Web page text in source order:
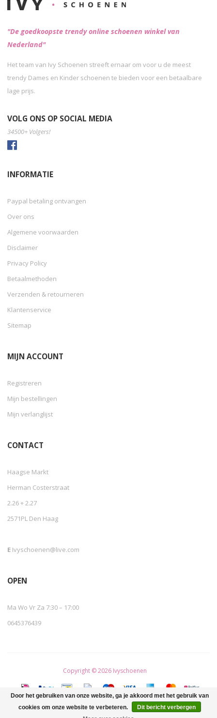
"De goedkoopste trendy online schoenen winkel van
Nederland"
Het team van Ivy Schoenen streeft ernaar om voor u de meest
trendy Dames en Kinder schoenen te bieden voor een betaalbare
lage prijs.
VOLG ONS OP SOCIAL MEDIA
34500+ Volgers!
INFORMATIE
Paypal betaling ontvangen
Over ons
Algemene voorwaarden
Disclaimer
Privacy Policy
Betaalmethoden
Verzenden & retourneren
Klantenservice
Sitemap
MIJN ACCOUNT
Registreren
Mijn bestellingen
Mijn verlanglijst
CONTACT
Haagse Markt
Herman Costerstraat
2.26 + 2.27
2571PL Den Haag
E Ivyschoenen@live.com
OPEN
Ma Wo Vr Za 7:30 – 17:00
0645376439
Copyright © 2026 Ivyschoenen
Door het gebruiken van onze website, ga je akkoord met het gebruik van
cookies om onze website te verbeteren.
Dit bericht verbergen